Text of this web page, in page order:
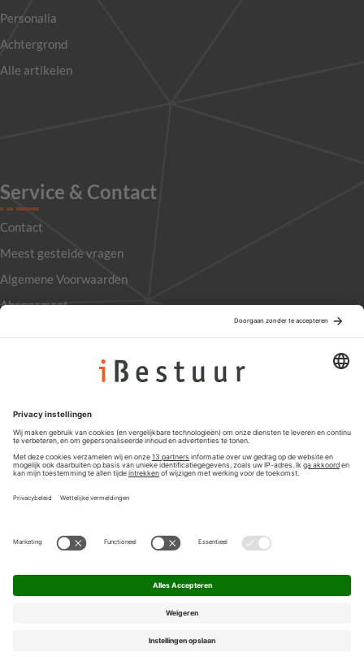
Personalia
Achtergrond
Alle artikelen
Service & Contact
Contact
Meest gestelde vragen
Algemene Voorwaarden
Abonnement
Privacyinstellingen